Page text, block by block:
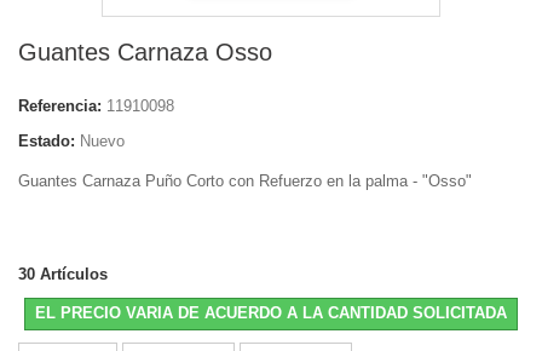
Guantes Carnaza Osso
Referencia: 11910098
Estado: Nuevo
Guantes Carnaza Puño Corto con Refuerzo en la palma - "Osso"
30 Artículos
EL PRECIO VARIA DE ACUERDO A LA CANTIDAD SOLICITADA